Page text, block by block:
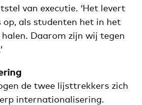
van executie. ‘Het levert
op, als studenten het in het
Daarom zijn wij tegen
de twee lijsttrekkers zich
internationalisering.